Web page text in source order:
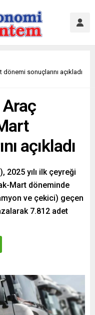
dönemi sonuçlarını açıkladı
Araç
açıkladı
2025 yılı ilk çeyreği
Mart döneminde
ve çekici) geçen
7.812 adet